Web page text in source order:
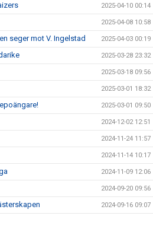
2025-04-10 00:14
2025-04-08 10:58
seger mot V. Ingelstad 2025-04-03 00:19
2025-03-28 23:32
2025-03-18 09:56
2025-03-01 18:32
2025-03-01 09:50
2024-12-02 12:51
2024-11-24 11:57
2024-11-14 10:17
2024-11-09 12:06
2024-09-20 09:56
2024-09-16 09:07